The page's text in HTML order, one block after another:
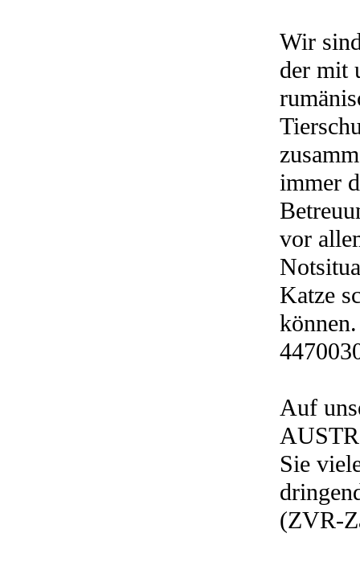
Wir
der mit
immer
vor
Katze
Auf
Sie
(ZVR-